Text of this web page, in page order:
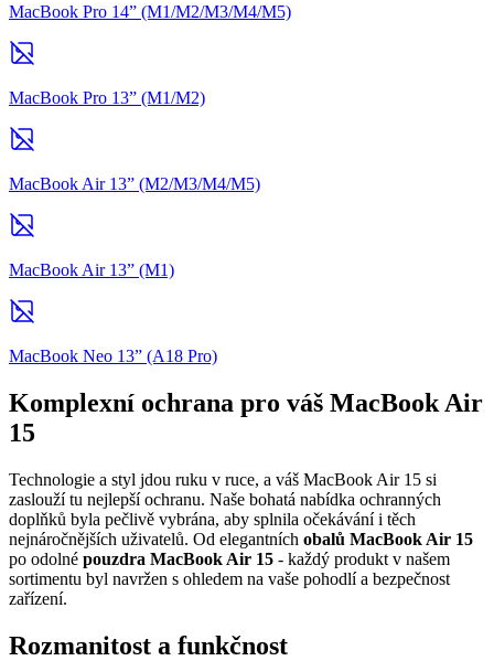
MacBook Pro 14” (M1/M2/M3/M4/M5)
MacBook Pro 13” (M1/M2)
MacBook Air 13” (M2/M3/M4/M5)
MacBook Air 13” (M1)
MacBook Neo 13” (A18 Pro)
Komplexní ochrana pro váš MacBook Air
15
Technologie a styl jdou ruku v ruce, a váš MacBook Air 15 si
zaslouží tu nejlepší ochranu. Naše bohatá nabídka ochranných
doplňků byla pečlivě vybrána, aby splnila očekávání i těch
nejnáročnějších uživatelů. Od elegantních obalů MacBook Air 15
po odolné pouzdra MacBook Air 15 - každý produkt v našem
sortimentu byl navržen s ohledem na vaše pohodlí a bezpečnost
zařízení.
Rozmanitost a funkčnost